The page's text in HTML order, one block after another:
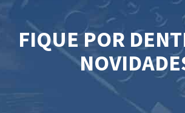
FIQUE POR